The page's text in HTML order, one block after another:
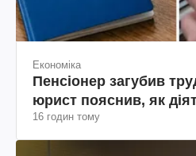
Економіка
Пенсіонер загубив
юрист пояснив, як
16 годин тому